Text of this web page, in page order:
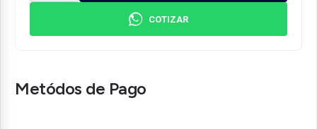
COTIZAR
Metódos de Pago